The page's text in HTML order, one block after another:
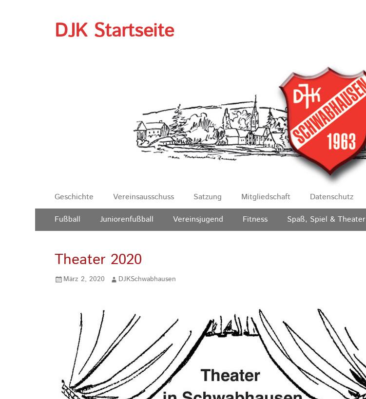
DJK Startseite
Erstes
Menü
Zum
Inhalt:
Geschichte Vereinsausschuss Satzung Mitgliedschaft Datenschutz
Zweites
Menü
Zum
Inhalt:
Fußball Juniorenfußball Vereinsjugend Fitness Spaß, Spiel & Theater
Theater 2020
Gepostet
März 2, 2020 AutorDJKSchwabhausen